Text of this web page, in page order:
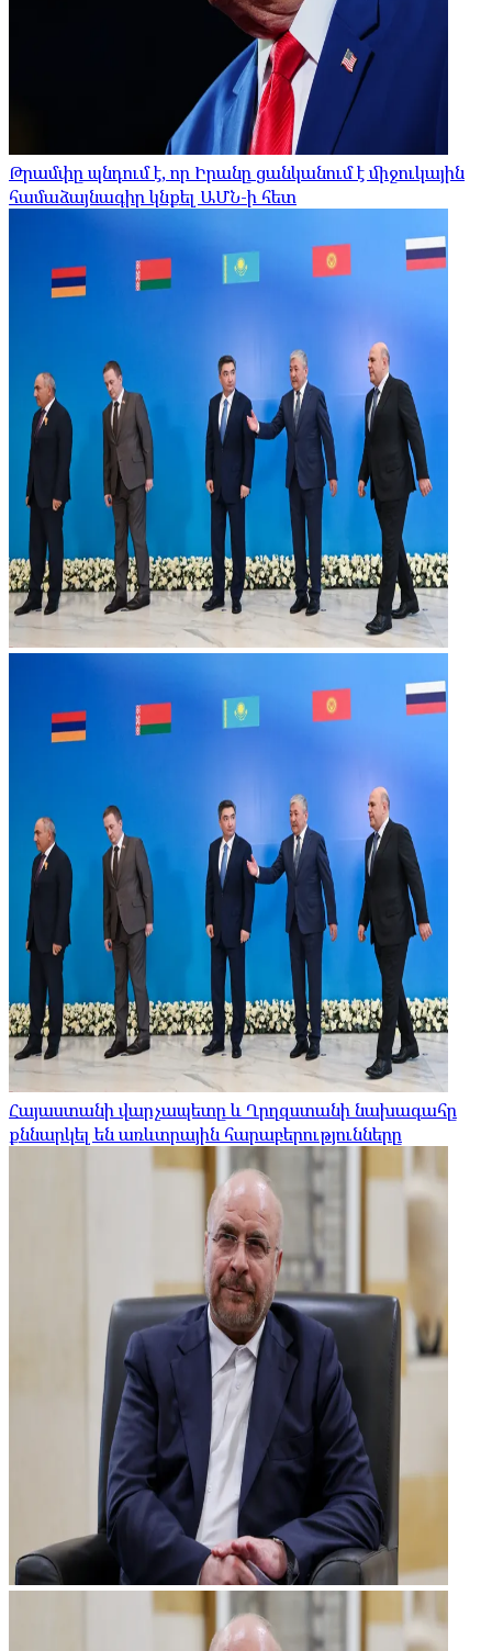
Թրամփը պնդում է, որ Իրանը ցանկանում է միջուկային
համաձայնագիր կնքել ԱՄՆ-ի հետ
Հայաստանի վարչապետը և Ղրղզստանի նախագահը
քննարկել են առևտրային հարաբերությունները